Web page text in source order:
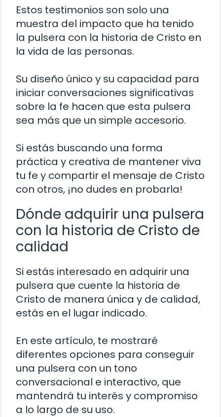
Estos testimonios son solo una
muestra del impacto que ha tenido
la pulsera con la historia de Cristo en
la vida de las personas.
Su diseño único y su capacidad para
iniciar conversaciones significativas
sobre la fe hacen que esta pulsera
sea más que un simple accesorio.
Si estás buscando una forma
práctica y creativa de mantener viva
tu fe y compartir el mensaje de Cristo
con otros, ¡no dudes en probarla!
Dónde adquirir una pulsera
con la historia de Cristo de
calidad
Si estás interesado en adquirir una
pulsera que cuente la historia de
Cristo de manera única y de calidad,
estás en el lugar indicado.
En este artículo, te mostraré
diferentes opciones para conseguir
una pulsera con un tono
conversacional e interactivo, que
mantendrá tu interés y compromiso
a lo largo de su uso.